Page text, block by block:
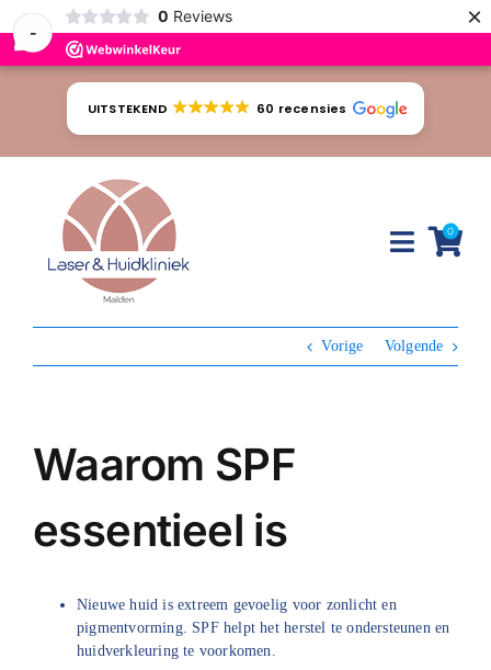
-
0 Reviews ×
UITSTEKEND 60 recensies
Toggle
Blog
Mijn account
0
Vorige Volgende
Waarom SPF
essentieel is
Nieuwe huid is extreem gevoelig voor zonlicht en
pigmentvorming. SPF helpt het herstel te ondersteunen en
huidverkleuring te voorkomen.